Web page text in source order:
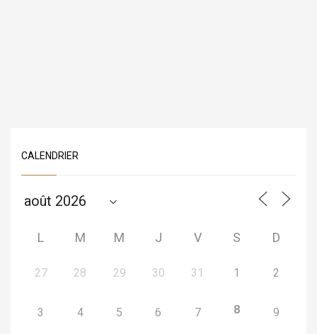
CALENDRIER
L M M J V S D
27 28 29 30 31 1 2
3 4 5 6 7 8 9